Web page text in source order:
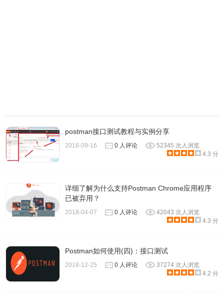
postman接口测试教程与实例分享
2018-09-16 0 人评论
52345 次人浏览
4.3 分
详细了解为什么支持Postman Chrome应用程序
已被弃用？
2018-04-07 0 人评论
42043 次人浏览
4.3 分
Postman如何使用(四)：接口测试
2018-12-25 0 人评论
37274 次人浏览
4.2 分